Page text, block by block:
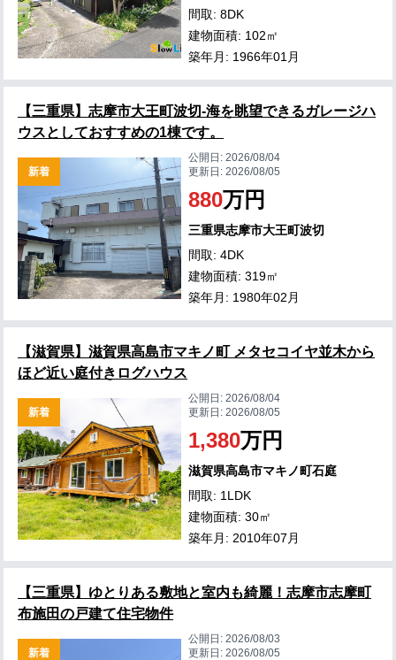
間取: 8DK
建物面積: 102㎡
築年月: 1966年01月
【三重県】志摩市大王町波切-海を眺望できるガレージハ
ウスとしておすすめの1棟です。
新着
公開日:2026/08/04
更新日:2026/08/05
880万円
三重県志摩市大王町波切
間取: 4DK
建物面積: 319㎡
築年月: 1980年02月
【滋賀県】滋賀県高島市マキノ町 メタセコイヤ並木から
ほど近い庭付きログハウス
新着
公開日:2026/08/04
更新日:2026/08/05
1,380万円
滋賀県高島市マキノ町石庭
間取: 1LDK
建物面積: 30㎡
築年月: 2010年07月
【三重県】ゆとりある敷地と室内も綺麗！志摩市志摩町
布施田の戸建て住宅物件
新着
公開日:2026/08/03
更新日:2026/08/05